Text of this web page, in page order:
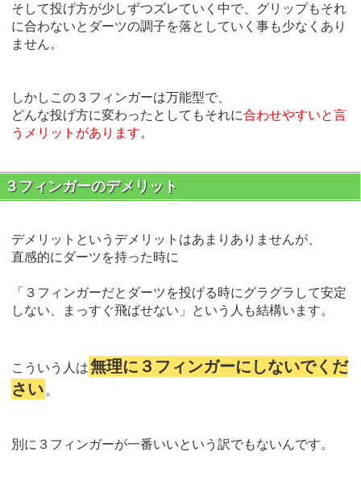
そして投げ方が少しずつズレていく中で、グリップもそれ
に合わないとダーツの調子を落としていく事も少なくあり
ません。
しかしこの３フィンガーは万能型で、
どんな投げ方に変わったとしてもそれに合わせやすいと言
うメリットがあります。
３フィンガーのデメリット
デメリットというデメリットはあまりありませんが、
直感的にダーツを持った時に
「３フィンガーだとダーツを投げる時にグラグラして安定
しない、まっすぐ飛ばせない」という人も結構います。
こういう人は無理に３フィンガーにしないでくだ
さい 。
別に３フィンガーが一番いいという訳でもないんです。